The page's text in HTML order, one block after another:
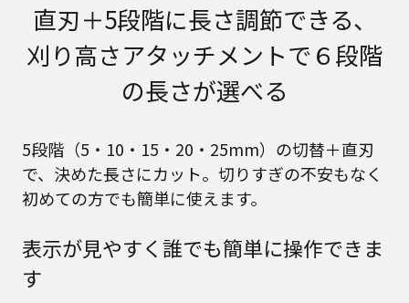
直刃＋5段階に長さ調節できる、
刈り高さアタッチメントで６段階
の長さが選べる
5段階（5・10・15・20・25mm）の切替＋直刃
で、決めた長さにカット。切りすぎの不安もなく
初めての方でも簡単に使えます。
表示が見やすく誰でも簡単に操作できま
す